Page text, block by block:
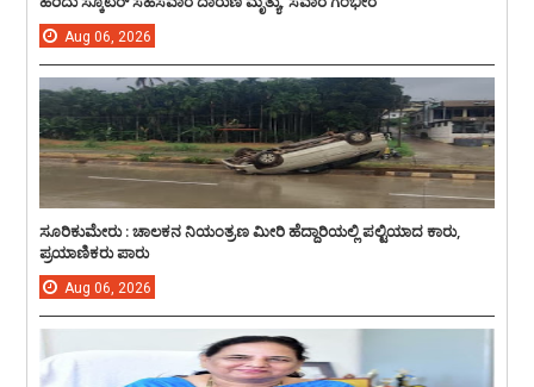
Aug 06, 2026
ಸೂರಿಕುಮೇರು : ಚಾಲಕನ ನಿಯಂತ್ರಣ ಮೀರಿ ಹೆದ್ದಾರಿಯಲ್ಲಿ ಪಲ್ಟಿಯಾದ ಕಾರು,
ಪ್ರಯಾಣಿಕರು ಪಾರು
Aug 06, 2026